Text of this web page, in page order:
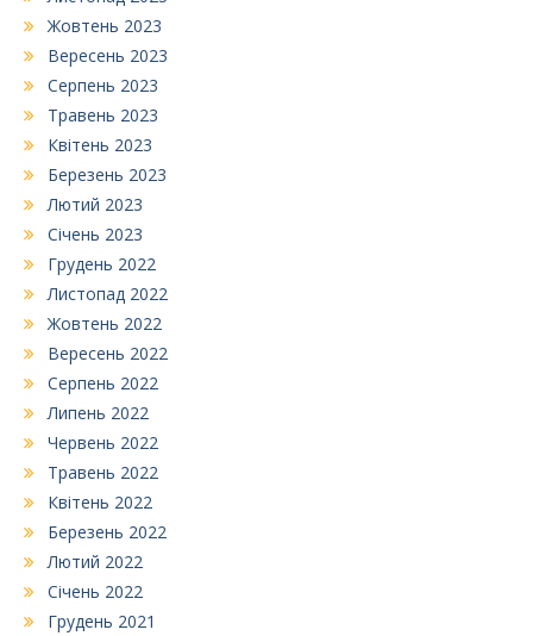
Жовтень 2023
Вересень 2023
Серпень 2023
Травень 2023
Квітень 2023
Березень 2023
Лютий 2023
Січень 2023
Грудень 2022
Листопад 2022
Жовтень 2022
Вересень 2022
Серпень 2022
Липень 2022
Червень 2022
Травень 2022
Квітень 2022
Березень 2022
Лютий 2022
Січень 2022
Грудень 2021